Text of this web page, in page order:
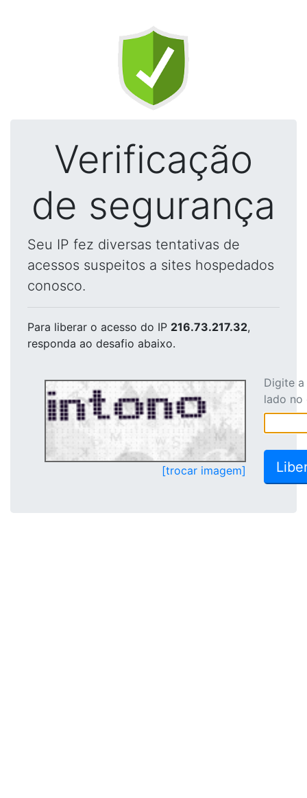
Verificação
de segurança
Seu IP fez diversas tentativas de
acessos suspeitos a sites hospedados
conosco.
Para liberar o acesso do IP 216.73.217.32,
responda ao desafio abaixo.
[trocar imagem]
Digite
lado no